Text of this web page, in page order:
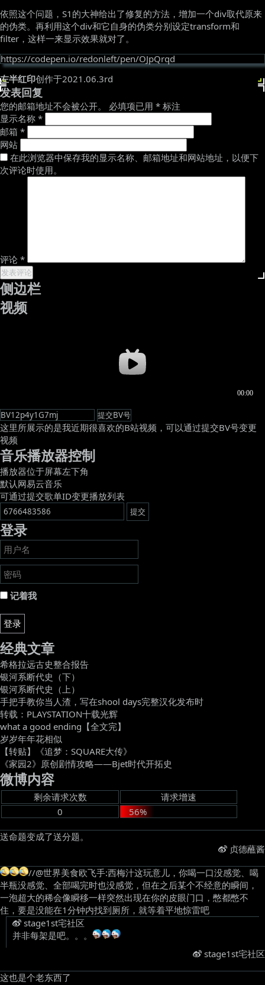
依照这个问题，S1的大神给出了修复的方法，增加一个div取代原来
的伪类。再利用这个div和它自身的伪类分别设定transform和
filter，这样一来显示效果就对了。
https://codepen.io/redonleft/pen/OJpQrqd
左半红印创作于2021.06.3rd
发表回复
您的邮箱地址不会被公开。 必填项已用 * 标注
显示名称 *
邮箱 *
网站
在此浏览器中保存我的显示名称、邮箱地址和网站地址，以便下
次评论时使用。
评论 *
侧边栏
视频
这里所展示的是我近期很喜欢的B站视频，可以通过提交BV号变更
视频
音乐播放器控制
播放器位于屏幕左下角
默认网易云音乐
可通过提交歌单ID变更播放列表
登录
记着我
登录
经典文章
希格拉远古史整合报告
银河系断代史（下）
银河系断代史（上）
手把手教你当人渣，写在shool days完整汉化发布时
转载：PLAYSTATION十载光辉
what a good ending【全文完】
岁岁年年花相似
【转贴】《追梦：SQUARE大传》
《家园2》原创剧情攻略——Bjet时代开拓史
微博内容
剩余请求次数
请求增速
0
56%
送命题变成了送分题。 ​
贞德蘸酱
//@世界美食欧飞手:西梅汁这玩意儿，你喝一口没感觉、喝
半瓶没感觉、全部喝完时也没感觉，但在之后某个不经意的瞬间，
一泡超大的稀会像瞬移一样突然出现在你的皮眼门口，憋都憋不
住，要是没能在1分钟内找到厕所，就等着平地惊雷吧
stage1st宅社区
并非每架是吧。。。
stage1st宅社区
这也是个老东西了 ​